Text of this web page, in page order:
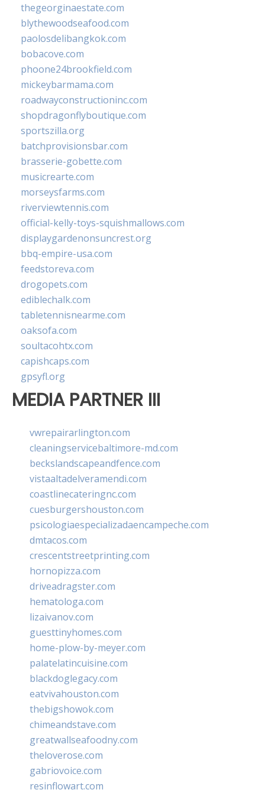
thegeorginaestate.com
blythewoodseafood.com
paolosdelibangkok.com
bobacove.com
phoone24brookfield.com
mickeybarmama.com
roadwayconstructioninc.com
shopdragonflyboutique.com
sportszilla.org
batchprovisionsbar.com
brasserie-gobette.com
musicrearte.com
morseysfarms.com
riverviewtennis.com
official-kelly-toys-squishmallows.com
displaygardenonsuncrest.org
bbq-empire-usa.com
feedstoreva.com
drogopets.com
ediblechalk.com
tabletennisnearme.com
oaksofa.com
soultacohtx.com
capishcaps.com
gpsyfl.org
MEDIA PARTNER III
vwrepairarlington.com
cleaningservicebaltimore-md.com
beckslandscapeandfence.com
vistaaltadelveramendi.com
coastlinecateringnc.com
cuesburgershouston.com
psicologiaespecializadaencampeche.com
dmtacos.com
crescentstreetprinting.com
hornopizza.com
driveadragster.com
hematologa.com
lizaivanov.com
guesttinyhomes.com
home-plow-by-meyer.com
palatelatincuisine.com
blackdoglegacy.com
eatvivahouston.com
thebigshowok.com
chimeandstave.com
greatwallseafoodny.com
theloverose.com
gabriovoice.com
resinflowart.com